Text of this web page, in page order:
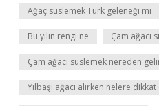
Ağaç süslemek Türk geleneği mi
Bu yılın rengi ne Çam ağacı
Çam ağacı süslemek nereden
Yılbaşı ağacı alırken nelere